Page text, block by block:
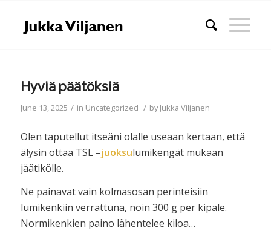
Hyviä päätöksiä
June 13, 2025 / in Uncategorized / byJukka Viljanen
Olen taputellut itseäni olalle useaan kertaan, että
älysin ottaa TSL –juoksulumikengät mukaan
jäätikölle.
Ne painavat vain kolmasosan perinteisiin
lumikenkiin verrattuna, noin 300 g per kipale.
Normikenkien paino lähentelee kiloa…